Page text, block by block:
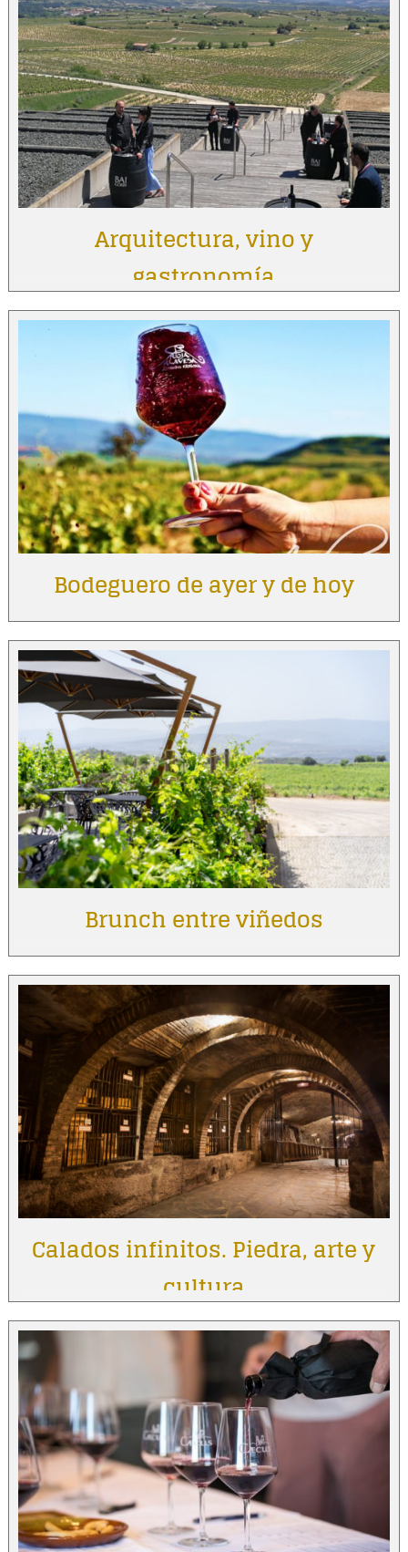
Arquitectura, vino y
gastronomía
Bodeguero de ayer y de hoy
Brunch entre viñedos
Calados infinitos. Piedra, arte y
cultura